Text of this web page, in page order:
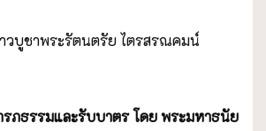
บูชาพระรัตนตรัย ไตรสรณคมน์
มและรับบาตร โดย พระมหาธนัย